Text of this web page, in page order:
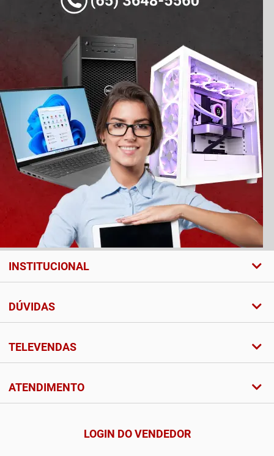
INSTITUCIONAL
DÚVIDAS
TELEVENDAS
ATENDIMENTO
LOGIN DO VENDEDOR